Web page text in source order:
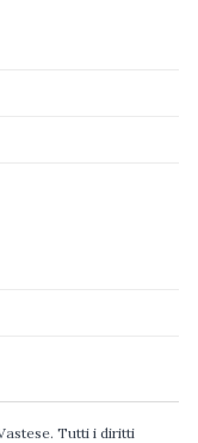
Tutti i diritti